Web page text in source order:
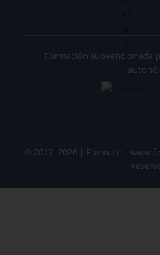
© 2017- 2026 | Fórmate |
Formación subvencionada